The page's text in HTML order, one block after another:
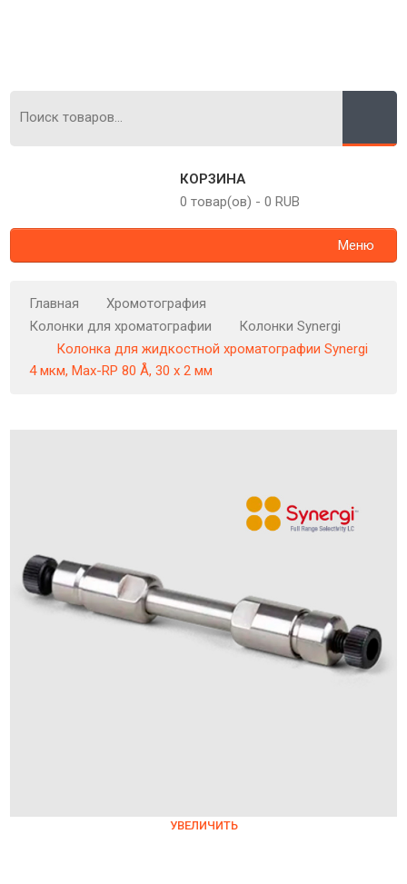
КОРЗИНА
0 товар(ов) - 0 RUB
Меню
Главная
Хромотография
Колонки для хроматографии
Колонки Synergi
Колонка для жидкостной хроматографии Synergi
4 мкм, Max-RP 80 Å, 30 x 2 мм
УВЕЛИЧИТЬ